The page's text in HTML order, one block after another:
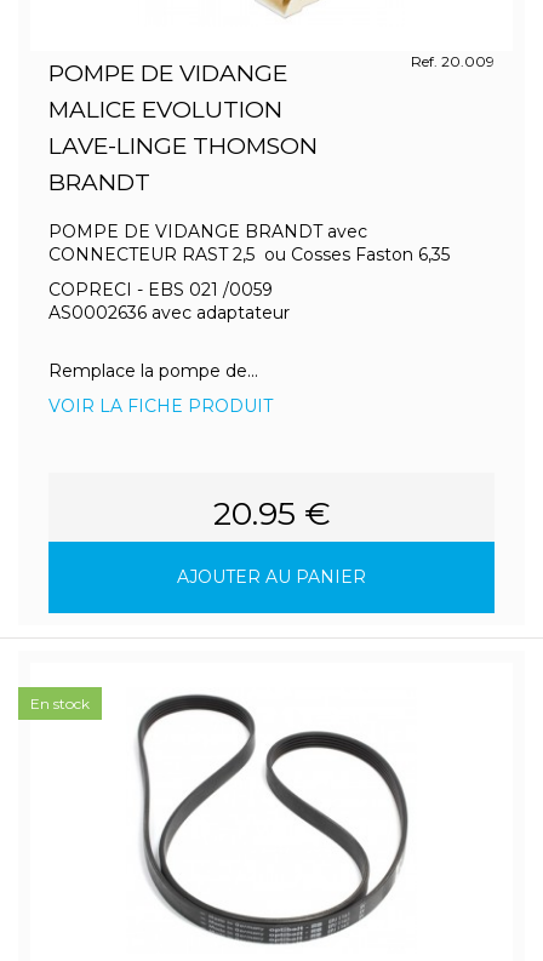
POMPE DE VIDANGE
MALICE EVOLUTION
LAVE-LINGE THOMSON
BRANDT
Ref. 20.009
POMPE DE VIDANGE BRANDT avec
CONNECTEUR RAST 2,5 ou Cosses Faston 6,35
COPRECI - EBS 021 /0059
AS0002636 avec adaptateur
Remplace la pompe de...
VOIR LA FICHE PRODUIT
20.95 €
AJOUTER AU PANIER
En stock